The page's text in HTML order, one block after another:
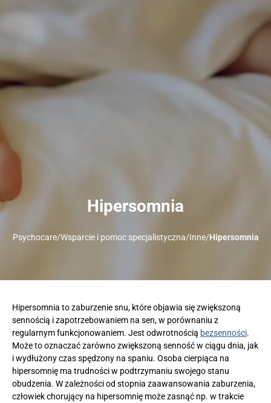
Hipersomnia
Psychocare/Wsparcie i pomoc specjalistyczna/Inne/Hipersomnia
Hipersomnia to zaburzenie snu, które objawia się zwiększoną
sennością i zapotrzebowaniem na sen, w porównaniu z
regularnym funkcjonowaniem. Jest odwrotnością bezsenności.
Może to oznaczać zarówno zwiększoną senność w ciągu dnia, jak
i wydłużony czas spędzony na spaniu. Osoba cierpiąca na
hipersomnię ma trudności w podtrzymaniu swojego stanu
obudzenia. W zależności od stopnia zaawansowania zaburzenia,
człowiek chorujący na hipersomnię może zasnąć np. w trakcie